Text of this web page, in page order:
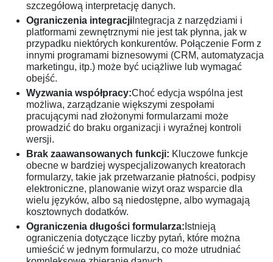
szczegółową interpretację danych.
Ograniczenia integracji Integracja z narzędziami i
platformami zewnętrznymi nie jest tak płynna, jak w
przypadku niektórych konkurentów. Połączenie Form z
innymi programami biznesowymi (CRM, automatyzacja
marketingu, itp.) może być uciążliwe lub wymagać
obejść.
Wyzwania współpracy:Choć edycja wspólna jest
możliwa, zarządzanie większymi zespołami
pracującymi nad złożonymi formularzami może
prowadzić do braku organizacji i wyraźnej kontroli
wersji.
Brak zaawansowanych funkcji: Kluczowe funkcje
obecne w bardziej wyspecjalizowanych kreatorach
formularzy, takie jak przetwarzanie płatności, podpisy
elektroniczne, planowanie wizyt oraz wsparcie dla
wielu języków, albo są niedostępne, albo wymagają
kosztownych dodatków.
Ograniczenia długości formularza: Istnieją
ograniczenia dotyczące liczby pytań, które można
umieścić w jednym formularzu, co może utrudniać